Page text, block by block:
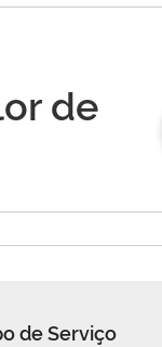
de
de Serviço